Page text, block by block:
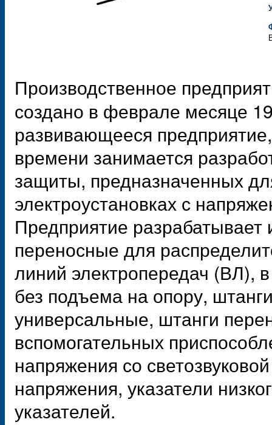
Производственное
создано в феврале месяце
развивающееся
времени занимается
защиты, предназначенных
электроустановках с
Предприятие разрабатывает
переносные для
линий электропередач (ВЛ),
без подъема на опору,
универсальные, штанги
вспомогательных
напряжения со
напряжения, указатели
указателей.